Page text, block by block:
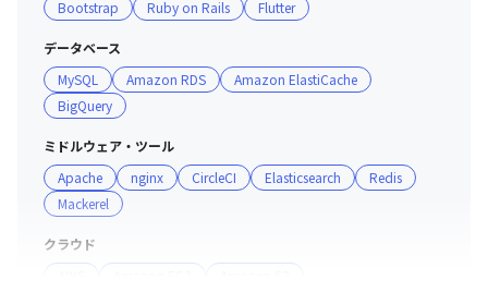
・原則毎月行う1on1はもちろん、日々の相談で自身の成
長を促進することが可能です
・部署間を飛び越えた他チームのリーダーからのFBや技
術顧問との1on1の機会があります
・エンジニアチームではクレドを掲げており、またそれを
実践するエンジニアを評価したいというカルチャーがあり
ます
・裁量労働制ですが、チームでのコミュニケーションがよ
Bootstrap Ruby on Rails Flutter
データベース
MySQL
Amazon RDS
Amazon ElastiCache
BigQuery
ミドルウェア・ツール
Apache
nginx CircleCI Elasticsearch
Redis
Mackerel
クラウド